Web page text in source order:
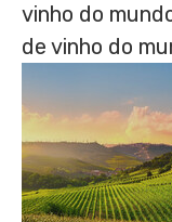
vinho do
de vinho do